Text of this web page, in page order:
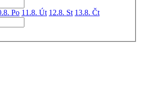
Po 11.8. Út 12.8. St 13.8. Čt